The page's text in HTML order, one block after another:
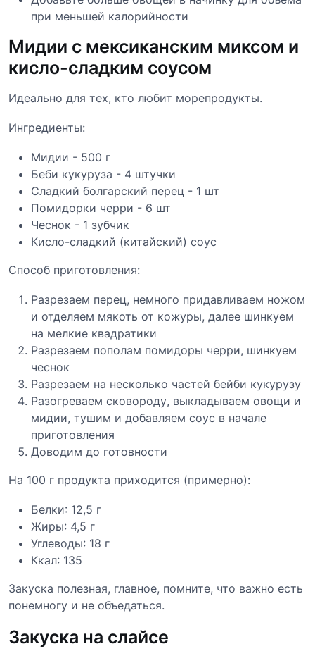
при меньшей калорийности
Мидии с мексиканским миксом и
кисло-сладким соусом
Идеально для тех, кто любит морепродукты.
Ингредиенты:
Мидии - 500 г
Беби кукуруза - 4 штучки
Сладкий болгарский перец - 1 шт
Помидорки черри - 6 шт
Чеснок - 1 зубчик
Кисло-сладкий (китайский) соус
Способ приготовления:
Разрезаем перец, немного придавливаем ножом
и отделяем мякоть от кожуры, далее шинкуем
на мелкие квадратики
Разрезаем пополам помидоры черри, шинкуем
чеснок
Разрезаем на несколько частей бейби кукурузу
Разогреваем сковороду, выкладываем овощи и
мидии, тушим и добавляем соус в начале
приготовления
Доводим до готовности
На 100 г продукта приходится (примерно):
Белки: 12,5 г
Жиры: 4,5 г
Углеводы: 18 г
Ккал: 135
Закуска полезная, главное, помните, что важно есть
понемногу и не объедаться.
Закуска на слайсе